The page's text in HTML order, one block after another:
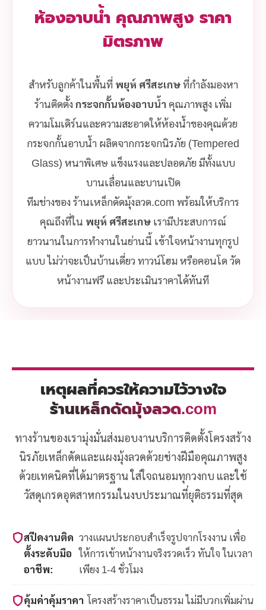
ห้องอาบน้ำ คุณภาพสูง ราคา
มิตรภาพ
สำหรับลูกค้าในพื้นที่ พยุห์ ศรีสะเกษที่กำลังมองหา
ร้านติดตั้งกระจกกั้นห้องอาบน้ำคุณภาพสูง เพิ่ม
ความโมเดิร์นและความสะอาดให้ห้องน้ำของคุณด้วย
กระจกกั้นอาบน้ำ ผลิตจากกระจกนิรภัย (Tempered
Glass) หนาพิเศษ แข็งแรงและปลอดภัย มีทั้งแบบ
บานเลื่อนและบานเปิด
ทีมช่างของ ร้านเหล็กดัดมุ้งลวด.com พร้อมให้บริการ
คุณถึงที่ใน พยุห์ ศรีสะเกษ เรามีประสบการณ์
ยาวนานในการทำงานในย่านนี้ เข้าใจหน้างานทุกรูป
แบบ ไม่ว่าจะเป็นบ้านเดี่ยว ทาวน์โฮม หรือคอนโด วัด
หน้างานฟรี และประเมินราคาได้ทันที
เหตุผลที่ควรให้ความไว้วางใจ
ร้านเหล็กดัดมุ้งลวด.com
ทางร้านของเรามุ่งมั่นส่งมอบงานบริการติดตั้งโครงสร้าง
นิรภัยเหล็กดัดและแผงมุ้งลวดด้วยช่างฝีมือคุณภาพสูง
ด้วยเทคนิคที่ได้มาตรฐาน ใส่ใจถนอมทุกวงกบ และใช้
วัสดุเกรดอุตสาหกรรมในงบประมาณที่ยุติธรรมที่สุด
สปีดงานติด
ตั้งระดับมือ
อาชีพ:
วางแผนประกอบสำเร็จรูปจากโรงงาน เพื่อ
ให้การเข้าหน้างานจริงรวดเร็ว ทันใจ ในเวลา
เพียง 1-4 ชั่วโมง
คุ้มค่าคุ้มราคา โครงสร้างราคาเป็นธรรม ไม่มีบวกเพิ่มผ่าน